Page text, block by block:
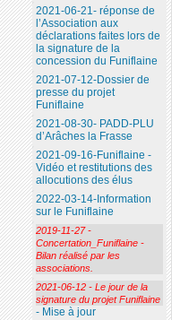
2021-06-21- réponse de
l’Association aux
déclarations faites lors de
la signature de la
concession du Funiflaine
2021-07-12-Dossier de
presse du projet
Funiflaine
2021-08-30- PADD-PLU
d’Arâches la Frasse
2021-09-16-Funiflaine -
Vidéo et restitutions des
allocutions des élus
2022-03-14-Information
sur le Funiflaine
2019-11-27 -
Concertation_Funiflaine -
Bilan réalisé par les
associations.
2021-06-12 - Le jour de la
signature du projet Funiflaine
- Mise à jour